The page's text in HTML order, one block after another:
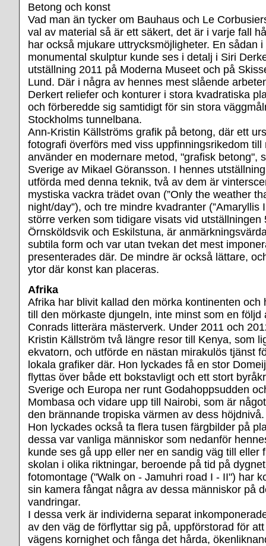
Betong och konst
Vad man än tycker om Bauhaus och Le
val av material så är ett säkert, det är i varje fall
har också mjukare uttrycksmöjligheter. En sådan i
monumental skulptur kunde ses i detalj i Siri
utställning 2011 på Moderna Museet och på
Lund. Där i några av hennes mest slående
Derkert reliefer och konturer i stora kvadratiska
och förberedde sig samtidigt för sin stora
Stockholms tunnelbana.
Ann-Kristin Källströms grafik på betong, där ett
fotografi överförs med viss uppfinningsrikedom till
använder en modernare metod, "grafisk betong",
Sverige av Mikael Göransson. I hennes
utförda med denna teknik, två av dem är
mystiska vackra trädet ovan (”Only the weather
night/day”), och tre mindre kvadranter (”Amaryllis
större verken som tidigare visats vid utställningen
Örnsköldsvik och Eskilstuna, är
subtila form och var utan tvekan det mest
presenterades där. De mindre är också lättare,
ytor där konst kan placeras.
Afrika
Afrika har blivit kallad den mörka kontinenten och
till den mörkaste djungeln, inte minst som en följd
Conrads litterära mästerverk. Under 2011 och
Kristin Källström två längre resor till Kenya, som
ekvatorn, och utförde en nästan mirakulös tjänst
lokala grafiker där. Hon lyckades få en stor
flyttas över både ett bokstavligt och ett stort
Sverige och Europa ner runt Godahoppsudden
Mombasa och vidare upp till Nairobi, som är
den brännande tropiska värmen av dess höjdnivå.
Hon lyckades också ta flera tusen färgbilder på
dessa var vanliga människor som nedanför
kunde ses gå upp eller ner en sandig väg till eller
skolan i olika riktningar, beroende på tid på
fotomontage ("Walk on - Jamuhri road I - II") har
sin kamera fångat några av dessa människor på
vandringar.
I dessa verk är individerna separat
av den väg de förflyttar sig på, uppförstorad för
vägens kornighet och fånga det hårda,